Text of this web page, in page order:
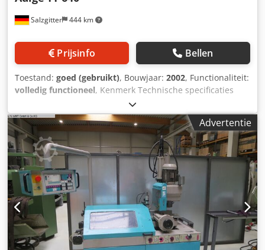
Salzgitter 444 km
Prijsinfo Bellen
Toestand: goed (gebruikt), Bouwjaar: 2002, Functionaliteit:
volledig functioneel, Kenmerk Technische specificaties
Machine type Volautomatische CNC-buiszaagmachine
Soort snede Rechte snede (90°) Buisdiameter Ø 8–80 mm
(deels 10–80 mm aangegeven) Crodpfszqdlcjx Abljf
Vierkante profielen 10 × 10 tot 70 × 70 mm Rechthoekige
profielen tot 80 × 70 mm Maximale staaflengte 6.500 mm
Minimale staaflengte 2.000 mm Maximale snijlengte 4.500
mm Minimale snijlengte 50 m
Advertentie